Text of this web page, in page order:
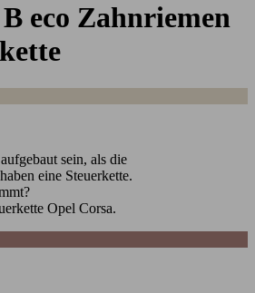
eco Zahnriemen
sein, als die
eine Steuerkette.
Opel Corsa.